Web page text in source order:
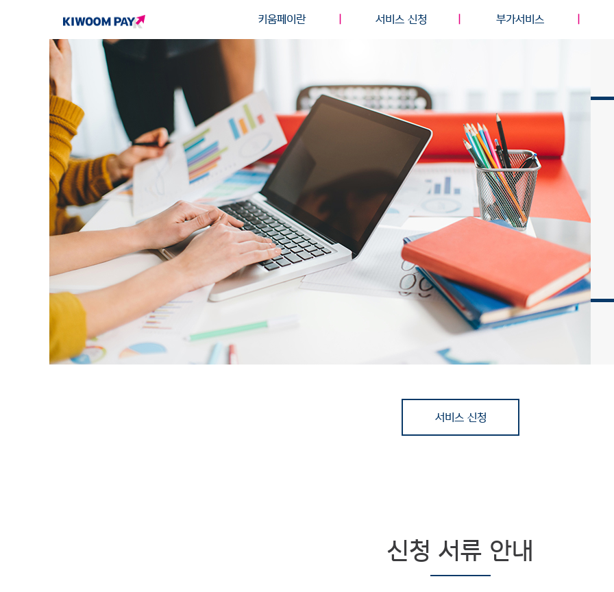
키움페이란 서비스 신청 부가서비스
키움페이란
키움페이 소개
키움페이 특장점
서비스 정책
회사 소개
서비스 신청
부가서비스
기술지원(자료실)
에러코드 조회
등록현황 조회
결제 내역 조회
알렛츠 이의제기 접수
통신과금서비
결제대금예
개인정보처
가맹점 준수
서비스 신청
신청 서류 안내